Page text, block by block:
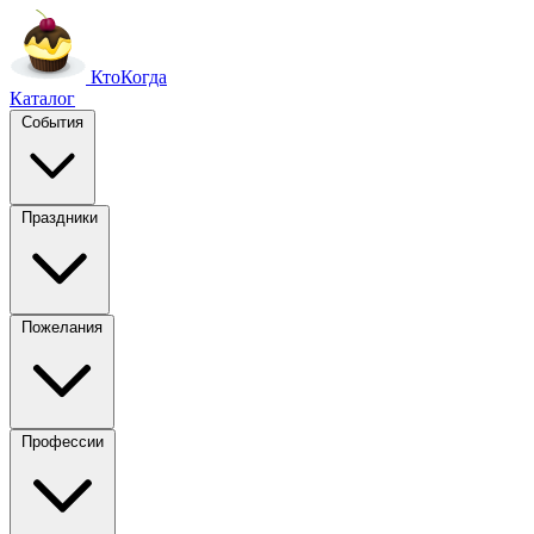
КтоКогда
Каталог
События
Праздники
Пожелания
Профессии